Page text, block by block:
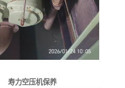
寿力空压机保养